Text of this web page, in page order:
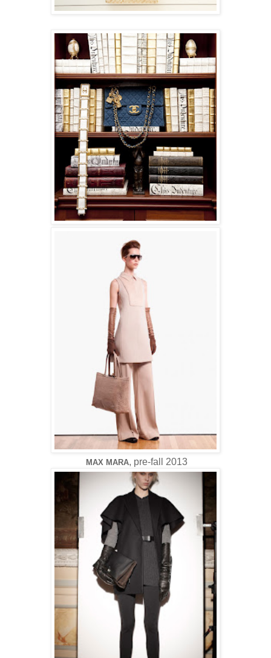
MAX MARA, pre-fall 2013